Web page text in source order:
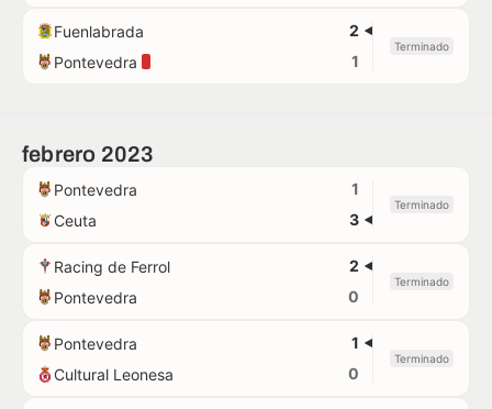
Fuenlabrada
2
Pontevedra
1
Terminado
febrero 2023
Pontevedra
1
Ceuta
3
Terminado
Racing de Ferrol
2
Pontevedra
0
Terminado
Pontevedra
1
Cultural Leonesa
0
Terminado